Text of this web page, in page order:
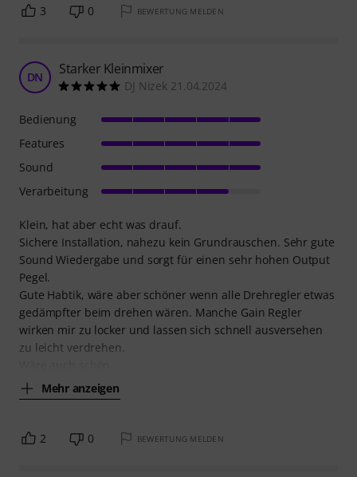
3 0 BEWERTUNG MELDEN
DN Starker Kleinmixer
DJ Nizek 21.04.2024
Klein, hat aber echt was drauf.
Sichere Installation, nahezu kein Grundrauschen. Sehr gute
Sound Wiedergabe und sorgt für einen sehr hohen Output
Pegel.
Gute Habtik, wäre aber schöner wenn alle Drehregler etwas
gedämpfter beim drehen wären. Manche Gain Regler
wirken mir zu locker und lassen sich schnell ausversehen
zu leicht verdrehen.
Mehr anzeigen
Bedienung
Features
Sound
Verarbeitung
2 0 BEWERTUNG MELDEN